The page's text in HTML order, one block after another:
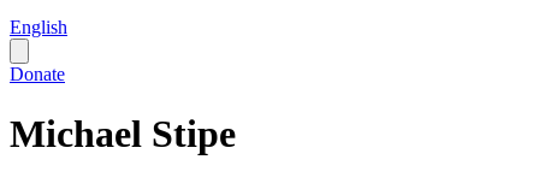
English
Donate
Michael Stipe